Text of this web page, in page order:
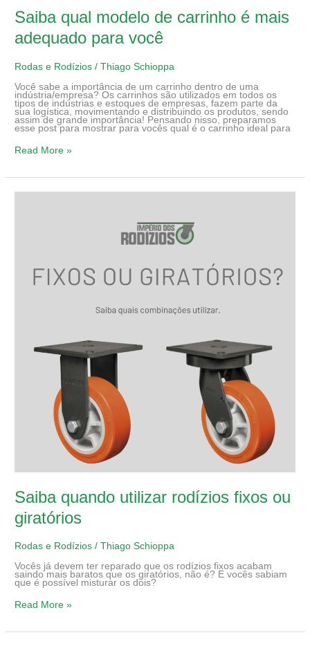
Saiba qual modelo de carrinho é mais
adequado para você
Rodas e Rodízios /Thiago Schioppa
Você sabe a importância de um carrinho dentro de uma
indústria/empresa? Os carrinhos são utilizados em todos os
tipos de indústrias e estoques de empresas, fazem parte da
sua logística, movimentando e distribuindo os produtos, sendo
assim de grande importância! Pensando nisso, preparamos
esse post para mostrar para vocês qual é o carrinho ideal para
de
carrinho
mais
adequado
você
Read More »
Saiba quando utilizar rodízios fixos ou
giratórios
Rodas e Rodízios /Thiago Schioppa
Vocês já devem ter reparado que os rodízios fixos acabam
saindo mais baratos que os giratórios, não é? E vocês sabiam
que é possível misturar os dois?
Saiba
Read More »